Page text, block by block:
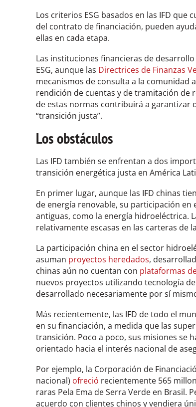
Los criterios ESG basados en las IFD
del contrato de financiación, pueden
ellas en cada etapa.
Las instituciones financieras de
ESG, aunque las Directrices de Finanzas
mecanismos de consulta a la comunidad
rendición de cuentas y de tramitación de
de estas normas contribuirá a garantizar
“transición justa”.
Los obstáculos
Las IFD también se enfrentan a dos
transición energética justa en América
En primer lugar, aunque las IFD chinas
de energía renovable, su participación
antiguas, como la energía hidroeléctrica.
relativamente escasas en las carteras de
La participación china en el sector
asuman proyectos heredados,
chinas aún no cuentan con plataformas
nuevos proyectos utilizando tecnología
desarrollado necesariamente por sí
Más recientemente, las IFD de todo el
en su financiación, a medida que las
transición. Poco a poco, sus misiones se
orientado hacia el interés nacional de
Por ejemplo, la Corporación de
nacional) ofreció recientemente 565
raras Pela Ema de Serra Verde en Brasil.
acuerdo con clientes chinos y vendiera